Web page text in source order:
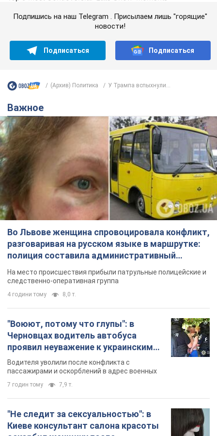
Подпишись на наш Telegram . Присылаем лишь "горящие"
новости!
Подписаться Подписаться
(Архив) Политика У Трампа вспыхнули...
Важное
Во Львове женщина спровоцировала конфликт,
разговаривая на русском языке в маршрутке:
полиция составила административный
протокол. Видео
На место происшествия прибыли патрульные полицейские и
следственно-оперативная группа
4 години тому 8,0 т.
"Воюют, потому что глупы": в
Черновцах водитель автобуса
проявил неуважение к украинским
военным и поплатился за это.
Видео
Водителя уволили после конфликта с
пассажирами и оскорблений в адрес военных
7 годин тому 7,9 т.
"Не следит за сексуальностью": в
Киеве консультант салона красоты